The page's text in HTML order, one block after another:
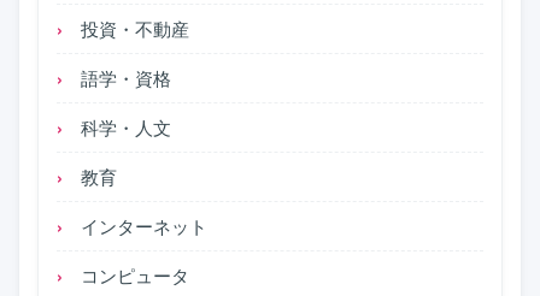
投資・不動産
語学・資格
科学・人文
教育
インターネット
コンピュータ